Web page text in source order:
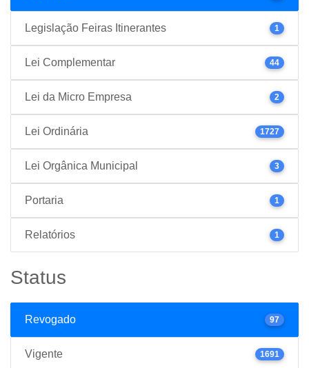
Legislação Feiras Itinerantes 1
Lei Complementar 44
Lei da Micro Empresa 2
Lei Ordinária 1727
Lei Orgânica Municipal 3
Portaria 1
Relatórios 1
Status
Revogado 97
Vigente 1691